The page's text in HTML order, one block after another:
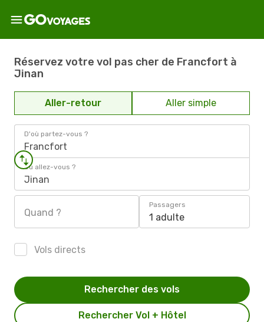
Réservez votre vol pas cher de Francfort à
Jinan
Aller-retour Aller simple
D'où partez-vous ?
Francfort
Où allez-vous ?
Jinan
Quand ?
Passagers
1 adulte
Vols directs
Rechercher Vol + Hôtel
Rechercher des vols